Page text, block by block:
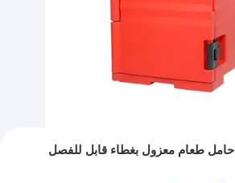
90 لتر أحمر LLDPE حامل طعام معزول بغطاء قابل للفصل